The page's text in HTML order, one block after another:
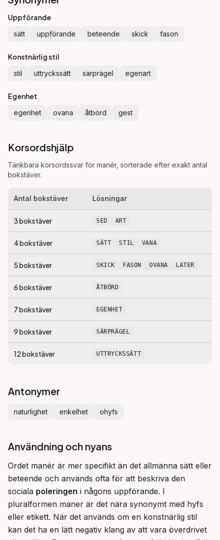
Uppförande
sätt uppförande beteende skick fason
Konstnärlig stil
stil uttryckssätt särprägel egenart
Egenhet
egenhet ovana åtbörd gest
Korsordshjälp
Tänkbara korsordssvar för manér, sorterade efter exakt antal
bokstäver.
Antal bokstäver Lösningar
3bokstäver SED ART
4bokstäver SÄTT STIL VANA
5bokstäver SKICK FASON OVANA LATER
6bokstäver ÅTBÖRD
7bokstäver EGENHET
9bokstäver SÄRPRÄGEL
12bokstäver UTTRYCKSSÄTT
Antonymer
naturlighet enkelhet ohyfs
Användning och nyans
Ordet manér är mer specifikt än det allmänna sätt eller
beteende och används ofta för att beskriva den
sociala poleringen i någons uppförande. I
pluralformen maner är det nära synonymt med hyfs
eller etikett. När det används om en konstnärlig stil
kan det ha en lätt negativ klang av att vara överdrivet